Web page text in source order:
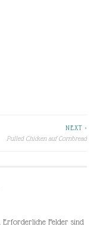
NEXT >
Pulled Chicken auf Cornbread
Erforderliche Felder sind